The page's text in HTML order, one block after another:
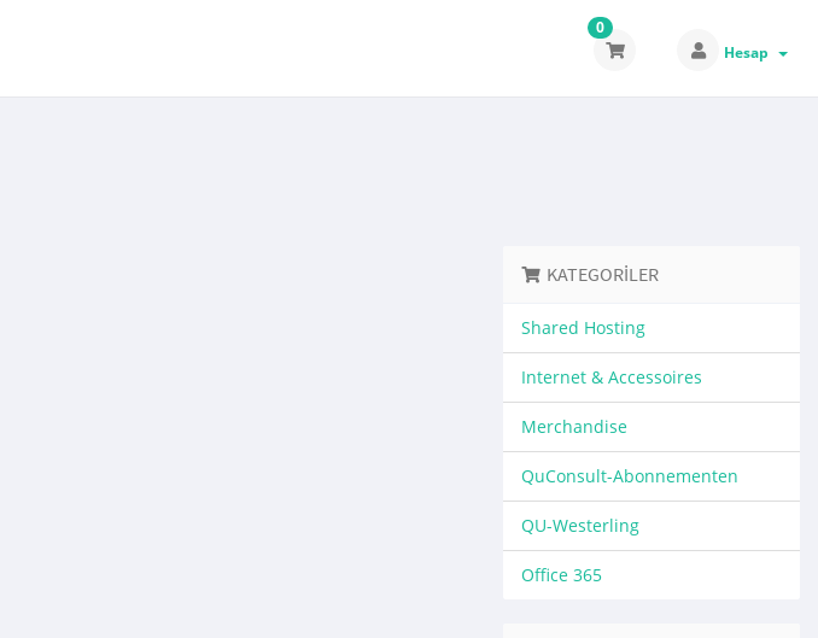
0
Hesap
KATEGORILER
Shared Hosting
Internet & Accessoires
Merchandise
QuConsult-Abonnementen
QU-Westerling
Office 365